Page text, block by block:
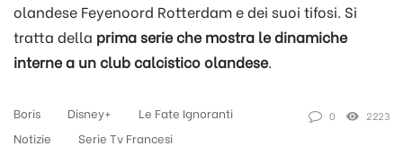
olandese Feyenoord Rotterdam e dei suoi tifosi. Si
tratta della prima serie che mostra le dinamiche
interne a un club calcistico olandese.
Boris Disney+
Le Fate Ignoranti
Notizie
Serie Tv Francesi
0 2223